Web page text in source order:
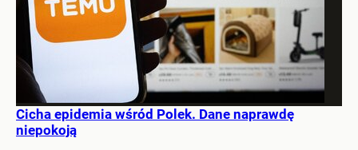
Cicha epidemia wśród Polek. Dane naprawdę
niepokoją